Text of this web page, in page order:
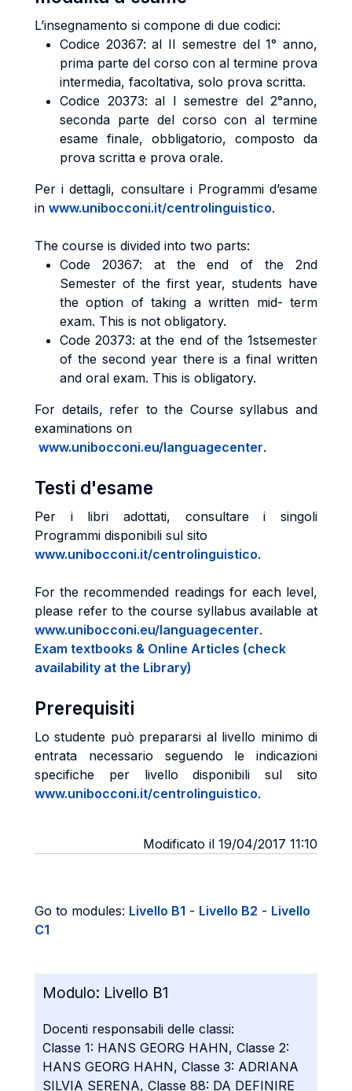
L’insegnamento si compone di due codici:
Codice 20367: al II semestre del 1° anno,
prima parte del corso con al termine prova
intermedia, facoltativa, solo prova scritta.
Codice 20373: al I semestre del 2°anno,
seconda parte del corso con al termine
esame finale, obbligatorio, composto da
prova scritta e prova orale.
Per i dettagli, consultare i Programmi d’esame
in www.unibocconi.it/centrolinguistico.
The course is divided into two parts:
Code 20367: at the end of the 2nd
Semester of the first year, students have
the option of taking a written mid- term
exam. This is not obligatory.
Code 20373: at the end of the 1stsemester
of the second year there is a final written
and oral exam. This is obligatory.
For details, refer to the Course syllabus and
examinations on
www.unibocconi.eu/languagecenter.
Testi d'esame
Per i libri adottati, consultare i singoli
Programmi disponibili sul sito
www.unibocconi.it/centrolinguistico.
For the recommended readings for each level,
please refer to the course syllabus available at
www.unibocconi.eu/languagecenter.
Exam textbooks & Online Articles (check
availability at the Library)
Prerequisiti
Lo studente può prepararsi al livello minimo di
entrata necessario seguendo le indicazioni
specifiche per livello disponibili sul sito
www.unibocconi.it/centrolinguistico.
Modificato il 19/04/2017 11:10
Go to modules: Livello B1 - Livello B2 - Livello
C1
Modulo: Livello B1
Docenti responsabili delle classi:
Classe 1: HANS GEORG HAHN, Classe 2:
HANS GEORG HAHN, Classe 3: ADRIANA
SILVIA SERENA, Classe 88: DA DEFINIRE